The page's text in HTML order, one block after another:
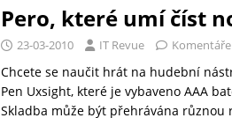
Pero, které umí číst
23-03-2010 IT Revue
Chcete se naučit hrát na hudební
Pen Uxsight, které je vybaveno AAA
Skladba může být přehrávána